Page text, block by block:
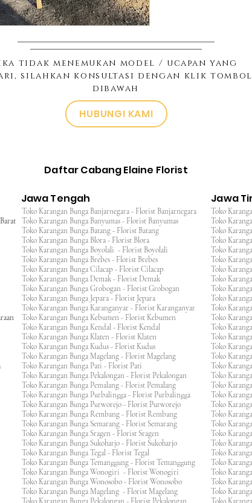
tidak menemukan model / ucapan yang
silahkan konsultasi dengan klik tombol
dibawah
HUBUNGI KAMI
Daftar Cabang Elaine Florist
Jawa Tengah Jawa
Toko Karangan Bunga Banjarnegara - Florist Banjarnegara
Toko Karangan Bunga Banyumas - Florist Banyumas
Toko Karangan Bunga Batang - Florist Batang
Toko Karangan Bunga Blora - Florist Blora
Toko Karangan Bunga Boyolali - Florist Boyolali
Toko Karangan Bunga Brebes - Florist Brebes
Toko Karangan Bunga Cilacap - Florist Cilacap
Toko Karangan Bunga Demak - Florist Demak
Toko Karangan Bunga Grobogan - Florist Grobogan
Toko Karangan Bunga Jepara - Florist Jepara
Toko Karangan Bunga Karanganyar - Florist Karanganyar
Toko Karangan Bunga Kebumen - Florist Kebumen
Toko Karangan Bunga Kendal - Florist Kendal
Toko Karangan Bunga Klaten - Florist Klaten
Toko Karangan Bunga Kudus - Florist Kudus
Toko Karangan Bunga Magelang - Florist Magelang
Toko Karangan Bunga Pati - Florist Pati
Toko Karangan Bunga Pekalongan - Florist Pekalongan
Toko Karangan Bunga Pemalang - Florist Pemalang
Toko Karangan Bunga Purbalingga - Florist Purbalingga
Toko Karangan Bunga Purworejo - Florist Purworejo
Toko Karangan Bunga Rembang - Florist Rembang
Toko Karangan Bunga Semarang - Florist Semarang
Toko Karangan Bunga Sragen - Florist Sragen
Toko Karangan Bunga Sukoharjo - Florist Sukoharjo
Toko Karangan Bunga Tegal - Florist Tegal
Toko Karangan Bunga Temanggung - Florist Temanggung
Toko Karangan Bunga Wonogiri - Florist Wonogiri
Toko Karangan Bunga Wonosobo - Florist Wonosobo
Toko Karangan Bunga Magelang - Florist Magelang
Toko
Toko
Toko
Toko
Toko
Toko
Toko
Toko
Toko
Toko
Toko
Toko
Toko
Toko
Toko
Toko
Toko
Toko
Toko
Toko
Toko
Toko
Toko
Toko
Toko
Toko
Toko
Toko
Toko
Toko